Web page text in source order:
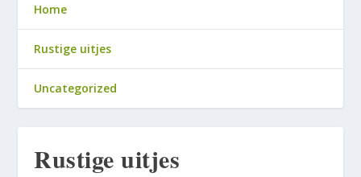
Home
Rustige uitjes
Uncategorized
Rustige uitjes